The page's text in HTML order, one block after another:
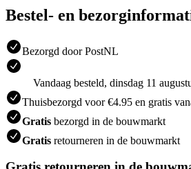
Bestel- en
Bezorgd door PostNL
Vandaag besteld, dinsdag 11
Thuisbezorgd voor €4.95 en gratis
Gratis bezorgd in de bouwmarkt
Gratis retourneren in de bouwmarkt